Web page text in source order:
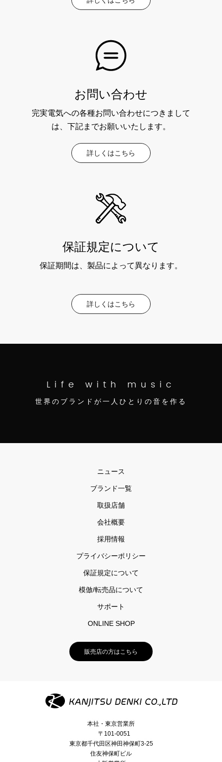
お問い合わせ
完実電気への各種お問い合わせにつきまして
は、下記までお願いいたします。
詳しくはこちら
保証規定について
保証期間は、製品によって異なります。
詳しくはこちら
Life with music
世界のブランドが一人ひとりの音を作る
ニュース
ブランド一覧
取扱店舗
会社概要
採用情報
プライバシーポリシー
保証規定について
模倣/転売品について
サポート
ONLINE SHOP
販売店の方はこちら
本社・東京営業所
〒101-0051
東京都千代田区神田神保町3-25
住友神保町ビル